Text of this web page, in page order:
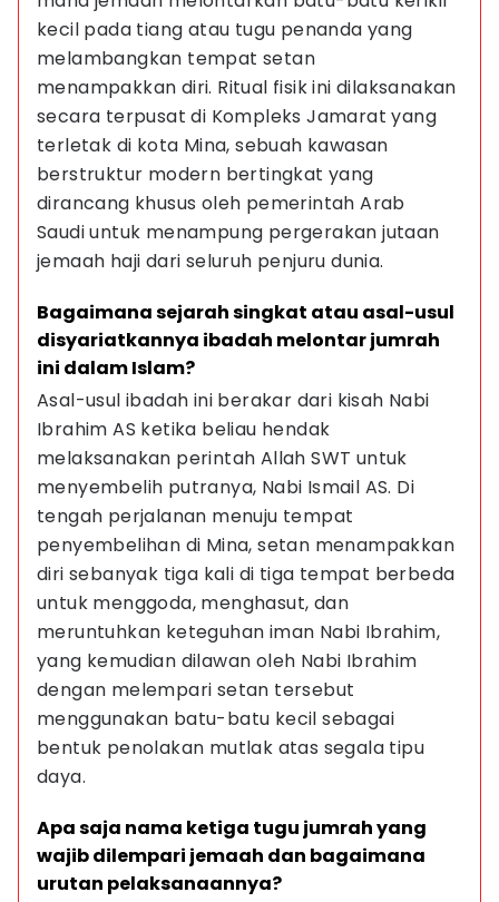
kecil pada tiang atau tugu penanda yang
melambangkan tempat setan
menampakkan diri. Ritual fisik ini dilaksanakan
secara terpusat di Kompleks Jamarat yang
terletak di kota Mina, sebuah kawasan
berstruktur modern bertingkat yang
dirancang khusus oleh pemerintah Arab
Saudi untuk menampung pergerakan jutaan
jemaah haji dari seluruh penjuru dunia.
Bagaimana sejarah singkat atau asal-usul
disyariatkannya ibadah melontar jumrah
ini dalam Islam?
Asal-usul ibadah ini berakar dari kisah Nabi
Ibrahim AS ketika beliau hendak
melaksanakan perintah Allah SWT untuk
menyembelih putranya, Nabi Ismail AS. Di
tengah perjalanan menuju tempat
penyembelihan di Mina, setan menampakkan
diri sebanyak tiga kali di tiga tempat berbeda
untuk menggoda, menghasut, dan
meruntuhkan keteguhan iman Nabi Ibrahim,
yang kemudian dilawan oleh Nabi Ibrahim
dengan melempari setan tersebut
menggunakan batu-batu kecil sebagai
bentuk penolakan mutlak atas segala tipu
daya.
Apa saja nama ketiga tugu jumrah yang
wajib dilempari jemaah dan bagaimana
urutan pelaksanaannya?